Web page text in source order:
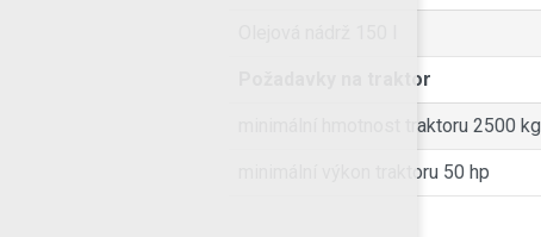
Požadavky na traktor
minimální hmotnost traktoru 2500 kg
minimální výkon traktoru 50 hp